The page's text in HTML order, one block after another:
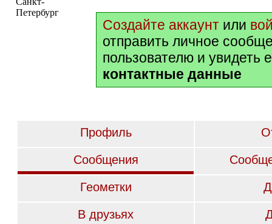
Создайте аккаунт или
отправить личное
пользователю и увидеть
контактные данные
Профиль
Сообщения
Геометки
В друзьях